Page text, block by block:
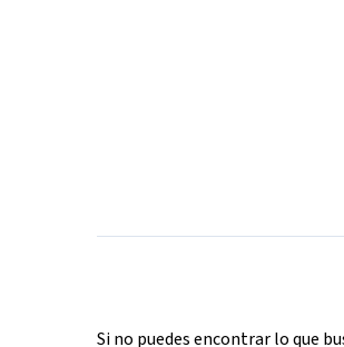
Si no puedes encontrar lo que